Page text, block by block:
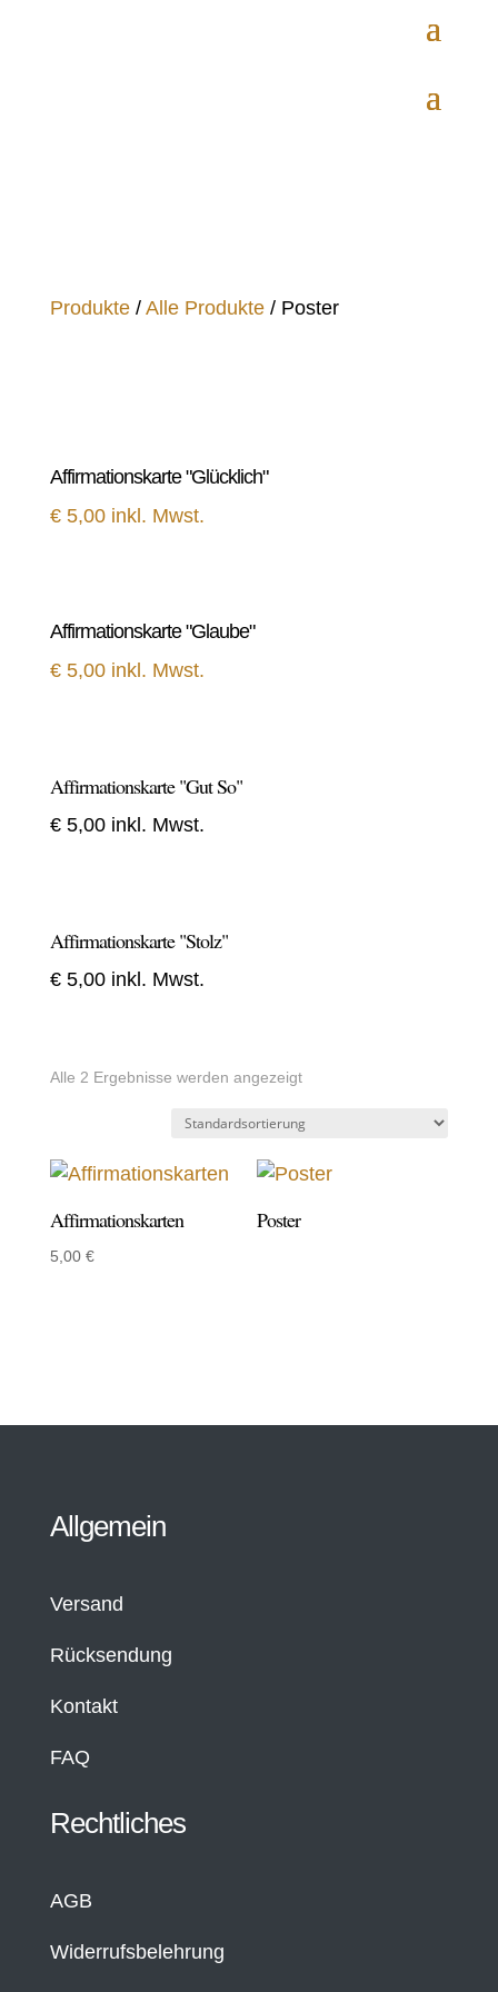
Produkte/ Alle Produkte/ Poster
Affirmationskarte "Glücklich"
€ 5,00 inkl. Mwst.
Affirmationskarte "Glaube"
€ 5,00 inkl. Mwst.
Affirmationskarte "Gut So"
€ 5,00 inkl. Mwst.
Affirmationskarte "Stolz"
€ 5,00 inkl. Mwst.
Alle 2 Ergebnisse werden angezeigt
Affirmationskarten
5,00 €
Poster
Allgemein
Versand
Rücksendung
Kontakt
FAQ
Rechtliches
AGB
Widerrufsbelehrung